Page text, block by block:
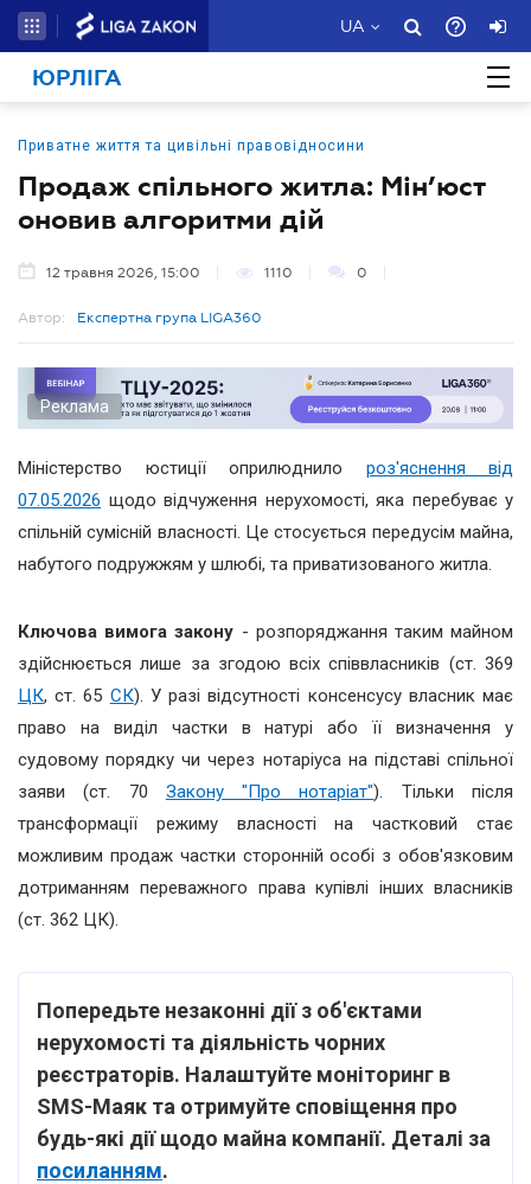
UA
ЮРЛІГА
Приватне життя та цивільні правовідносини
Продаж спільного житла: Мін’юст
оновив алгоритми дій
12 травня 2026, 15:00 1110 0
Автор: Експертна група LIGA360
Реклама
Міністерство юстиції оприлюднило роз'яснення від
07.05.2026 щодо відчуження нерухомості, яка перебуває у
спільній сумісній власності. Це стосується передусім майна,
набутого подружжям у шлюбі, та приватизованого житла.
Ключова вимога закону - розпоряджання таким майном
здійснюється лише за згодою всіх співвласників (ст. 369
ЦК, ст. 65 СК). У разі відсутності консенсусу власник має
право на виділ частки в натурі або її визначення у
судовому порядку чи через нотаріуса на підставі спільної
заяви (ст. 70 Закону "Про нотаріат"). Тільки після
трансформації режиму власності на частковий стає
можливим продаж частки сторонній особі з обов'язковим
дотриманням переважного права купівлі інших власників
(ст. 362 ЦК).
Попередьте незаконні дії з об'єктами
нерухомості та діяльність чорних
реєстраторів. Налаштуйте моніторинг в
SMS-Маяк та отримуйте сповіщення про
будь-які дії щодо майна компанії. Деталі за
посиланням.